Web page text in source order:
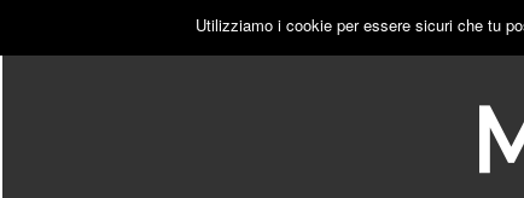
GIOVEDÌ, 6 AGOSTO 2026 PUBBLICITÀ
Utilizziamo i cookie per essere sicuri che tu